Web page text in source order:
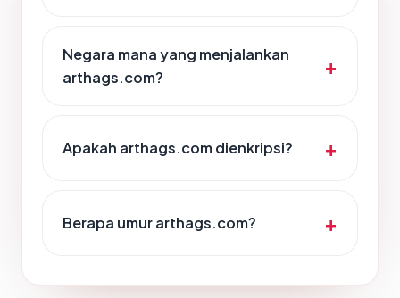
Negara mana yang menjalankan
arthags.com?
Apakah arthags.com dienkripsi?
Berapa umur arthags.com?